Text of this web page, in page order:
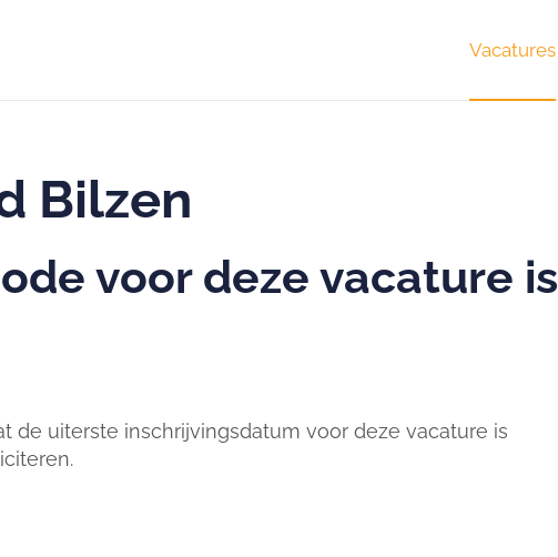
Vacatures
Bilzen
voor deze vacature is
de uiterste inschrijvingsdatum voor deze vacature is